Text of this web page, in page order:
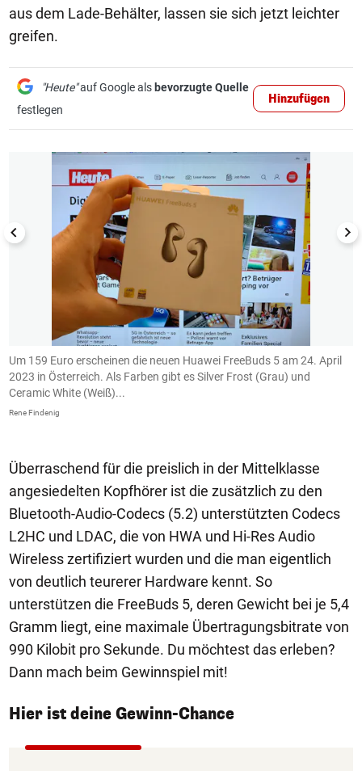
aus dem Lade-Behälter, lassen sie sich jetzt leichter
greifen.
"Heute"auf Google als bevorzugte Quelle
festlegen
Hinzufügen
1/10
Um 159 Euro erscheinen die neuen Huawei FreeBuds 5 am 24. April
2023 in Österreich. Als Farben gibt es Silver Frost (Grau) und
Ceramic White (Weiß)...
Rene Findenig
Überraschend für die preislich in der Mittelklasse
angesiedelten Kopfhörer ist die zusätzlich zu den
Bluetooth-Audio-Codecs (5.2) unterstützten Codecs
L2HC und LDAC, die von HWA und Hi-Res Audio
Wireless zertifiziert wurden und die man eigentlich
von deutlich teurerer Hardware kennt. So
unterstützen die FreeBuds 5, deren Gewicht bei je 5,4
Gramm liegt, eine maximale Übertragungsbitrate von
990 Kilobit pro Sekunde. Du möchtest das erleben?
Dann mach beim Gewinnspiel mit!
Hier ist deine Gewinn-Chance